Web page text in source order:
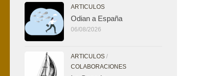
ARTICULOS
Odian a España
06/08/2026
ARTICULOS /
COLABORACIONES